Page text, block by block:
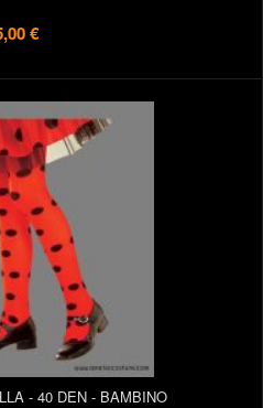
€
- 40 DEN - BAMBINO